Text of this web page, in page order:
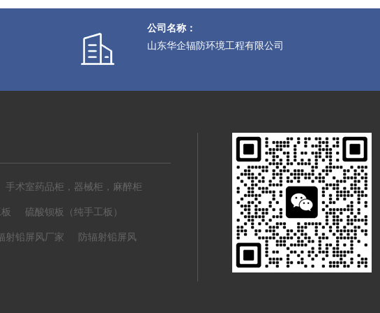
公司名称：
山东华企辐防环境工程有限公司
手术室药品柜，器械柜，麻醉柜
硫酸钡板（纯手工板）
射铅屏风厂家 防辐射铅屏风